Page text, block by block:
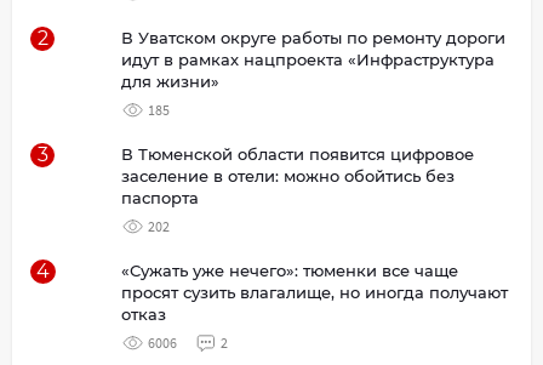
2
В Уватском округе работы по ремонту дороги
идут в рамках нацпроекта «Инфраструктура
для жизни»
185
3
В Тюменской области появится цифровое
заселение в отели: можно обойтись без
паспорта
202
4
«Сужать уже нечего»: тюменки все чаще
просят сузить влагалище, но иногда получают
отказ
6006 2